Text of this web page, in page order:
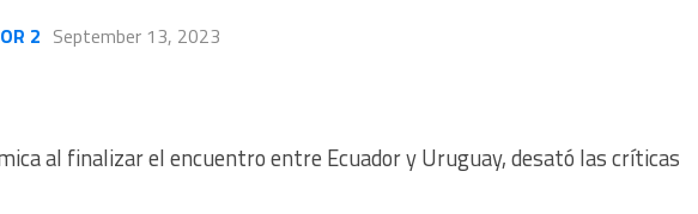
2 September 13, 2023
al finalizar el encuentro entre Ecuador y Uruguay, desató las críticas